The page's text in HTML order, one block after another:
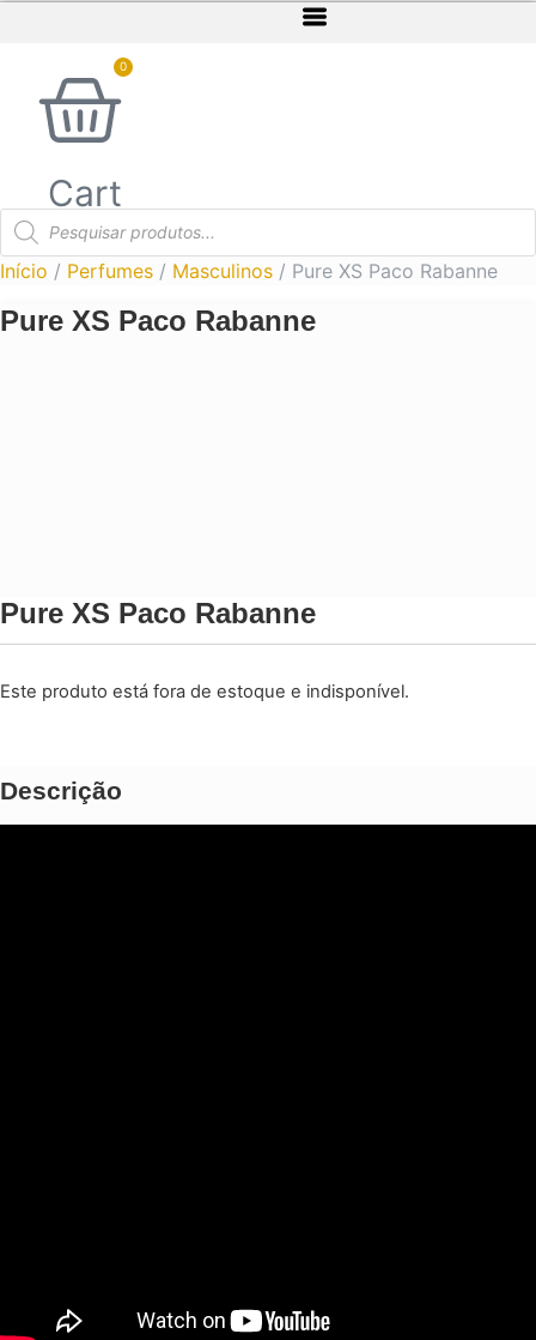
0
Cart
Pesquisar
produtos
Início / Perfumes / Masculinos / Pure XS Paco Rabanne
Pure XS Paco Rabanne
Pure XS Paco Rabanne
Este produto está fora de estoque e indisponível.
Descrição